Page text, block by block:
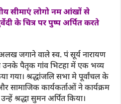
सीमाएं लोगो नम आंखों से
के चित्र पर पुष्प अर्पित करते
अलख जगाने वाले स्व. पं सूर्य नारायण
उनके पैतृक गांव भिटहा में एक भव्य
गया। श्रद्धांजलि सभा मे पूर्वांचल के
और सामाजिक कार्यकर्ताओं ने कार्यक्रम
श्रद्धा सुमन अर्पित किया।